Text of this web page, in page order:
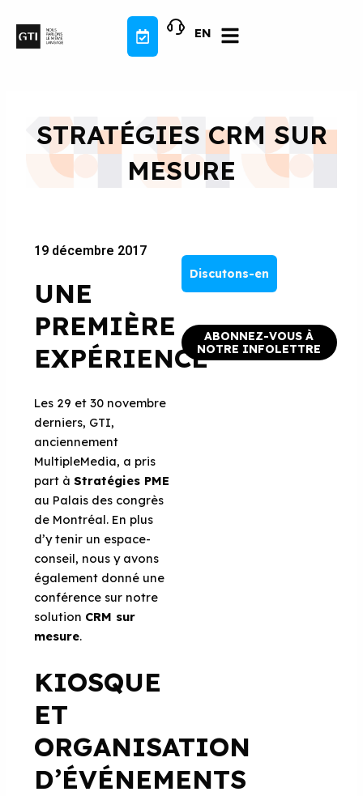
contenu
EN
STRATÉGIES CRM SUR
MESURE
19 décembre 2017
UNE
PREMIÈRE
EXPÉRIENCE
Les 29 et 30 novembre
derniers, GTI,
anciennement
MultipleMedia, a pris
part àStratégies PME
au Palais des congrès
de Montréal. En plus
d’y tenir un espace-
conseil, nous y avons
également donné une
conférence sur notre
solution CRM sur
mesure.
KIOSQUE
ET
ORGANISATION
D’ÉVÉNEMENTS
Discutons-en
ABONNEZ-VOUS À
NOTRE INFOLETTRE